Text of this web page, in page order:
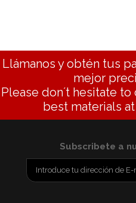
Llámanos y obtén tus
mejor
Please don´t hesitate
best materials
Subscribete a